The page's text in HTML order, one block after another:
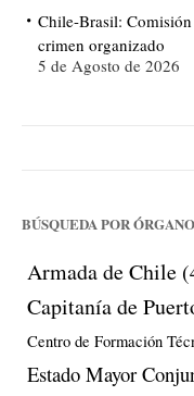
Chile-Brasil:
crimen organizado
5 de Agosto de 2026
BÚSQUEDA POR
Armada de Chile
Capitanía de
Centro de Formación
Estado Mayor